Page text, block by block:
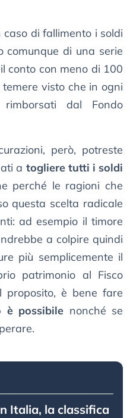
di fallimento i soldi
comunque di una serie
conto con meno di 100
visto che in ogni
dal Fondo
però, potreste
a togliere tutti i soldi
perché le ragioni che
questa scelta radicale
ad esempio il timore
a colpire quindi
più semplicemente il
patrimonio al Fisco
è bene fare
è possibile nonché se
Italia, la classifica